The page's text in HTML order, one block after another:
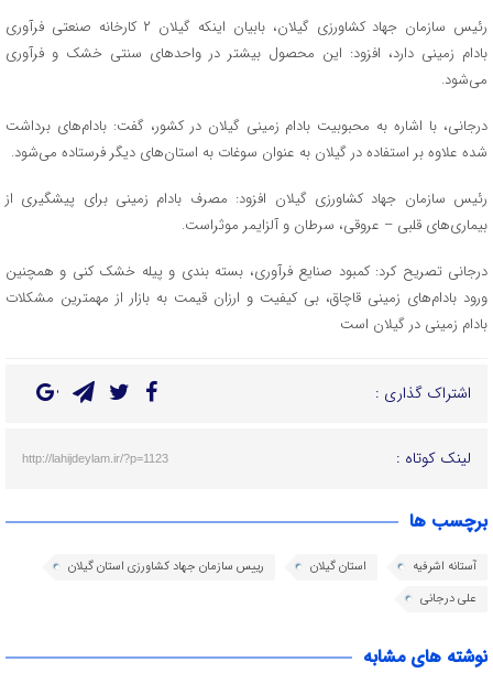
رئیس سازمان جهاد کشاورزی گیلان، بابیان اینکه گیلان ۲ کارخانه صنعتی فرآوری
بادام زمینی دارد، افزود: این محصول بیشتر در واحد‌های سنتی خشک و فرآوری
می‌شود.
درجانی، با اشاره به محبوبیت بادام زمینی گیلان در کشور، گفت: بادام‌های برداشت
شده علاوه بر استفاده در گیلان به عنوان سوغات به استان‌های دیگر فرستاده می‌شود.
رئیس سازمان جهاد کشاورزی گیلان افزود: مصرف بادام زمینی برای پیشگیری از
بیماری‌های قلبی – عروقی، سرطان و آلزایمر موثراست.
درجانی تصریح کرد: کمبود صنایع فرآوری، بسته بندی و پیله خشک کنی و همچنین
ورود بادام‌های زمینی قاچاق، بی کیفیت و ارزان قیمت به بازار از مهمترین مشکلات
بادام زمینی در گیلان است
اشتراک گذاری :
لینک کوتاه : http://lahijdeylam.ir/?p=1123
برچسب ها
آستانه اشرفیه استان گیلان
رییس سازمان جهاد کشاورزی استان گیلان
علی درجانی
نوشته های مشابه